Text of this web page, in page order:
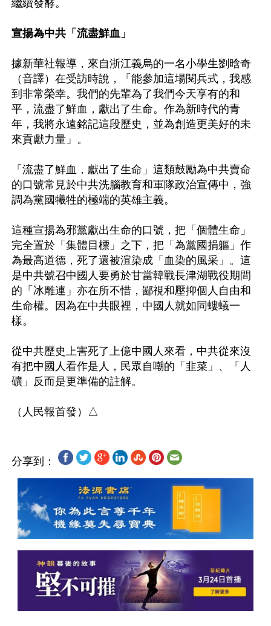
繼續發酵。
宣揚為中共「流盡鮮血」
據新華社報導，來自浙江義烏的一名小學生劉晗奇
（音譯）在受訪時說，「能參加這場閱兵式，我感
到非常榮幸。我們的先輩為了我們今天享有的和
平，流盡了鮮血，獻出了生命。作為新時代的青
年，我將永遠銘記這段歷史，並為創造更美好的未
來貢獻力量」。
「流盡了鮮血，獻出了生命」這類鼓勵為中共賣命
的口號常見於中共洗腦教育和軍隊政治宣傳中，強
調為黨國犧牲的極端的英雄主義。
這種宣揚為邪黨獻出生命的口號，把「個體生命」
完全置於「集體目標」之下，把「為黨國捐軀」作
為最高道德，死了還被渲染成「血染的風采」。這
是中共號召中國人要勇於甘當韓戰長津湖戰役期間
的「冰雕連」亦在所不惜，鄙視和壓抑個人自由和
生命權。因為在中共眼裡，中國人就如同螻蟻一
樣。
從中共歷史上害死了上億中國人來看，中共從來沒
有把中國人看作是人，民眾自嘲的「韭菜」、「人
礦」反而是更準備的註解。
分享到：